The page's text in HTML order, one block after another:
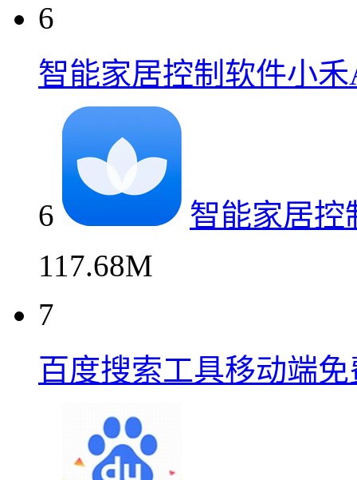
6
智能家居控制软件小禾
6
智能家居控
117.68M
7
百度搜索工具移动端